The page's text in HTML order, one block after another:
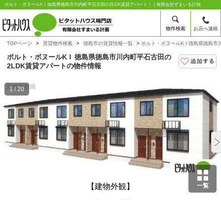
物件検索 お店へ連絡
ポルト・ボヌールK Ⅰ 徳島県徳島市川内町平石古田の2LDK賃貸アパート！｜有限会社すまいる計画
TOPページ 賃貸物件検索 徳島市の賃貸情報一覧 ポルト・ボヌールK Ⅰ 徳島県徳島
ポルト・ボヌールK Ⅰ 徳島県徳島市川内町平石古田の
2LDK賃貸アパートの物件情報
一覧
【建物外観】
1 / 20